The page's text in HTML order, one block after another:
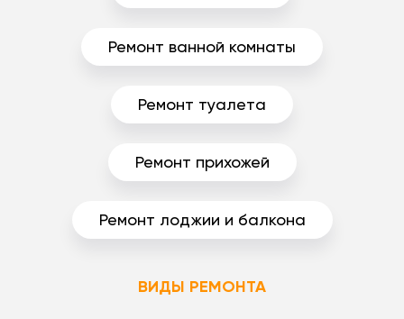
Ремонт ванной комнаты
Ремонт туалета
Ремонт прихожей
Ремонт лоджии и балкона
ВИДЫ РЕМОНТА